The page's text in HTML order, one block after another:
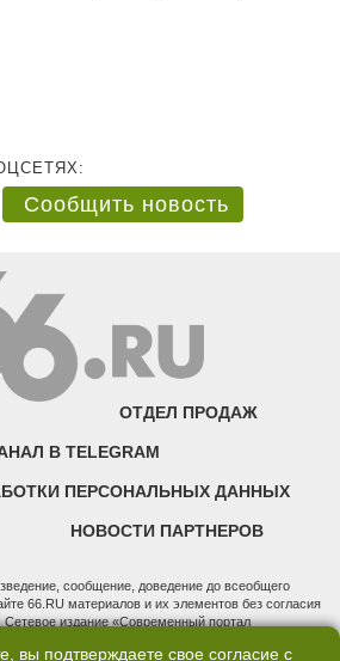
Сообщить новость
ОТДЕЛ ПРОДАЖ
В TELEGRAM
ПЕРСОНАЛЬНЫХ ДАННЫХ
НОВОСТИ ПАРТНЕРОВ
сообщение, доведение до всеобщего
66.RU материалов и их элементов без согласия
Сетевое издание «Современный портал
технологий и массовых коммуникаций
вы подтверждаете свое согласие с